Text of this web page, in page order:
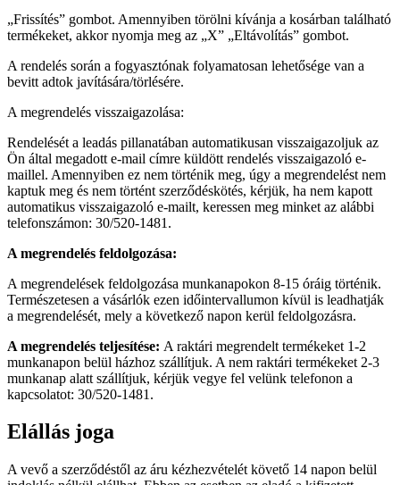
„Frissítés” gombot. Amennyiben törölni kívánja a kosárban található
termékeket, akkor nyomja meg az „X” „Eltávolítás” gombot.
A rendelés során a fogyasztónak folyamatosan lehetősége van a
bevitt adtok javítására/törlésére.
A megrendelés visszaigazolása:
Rendelését a leadás pillanatában automatikusan visszaigazoljuk az
Ön által megadott e-mail címre küldött rendelés visszaigazoló e-
maillel. Amennyiben ez nem történik meg, úgy a megrendelést nem
kaptuk meg és nem történt szerződéskötés, kérjük, ha nem kapott
automatikus visszaigazoló e-mailt, keressen meg minket az alábbi
telefonszámon: 30/520-1481.
A megrendelés feldolgozása:
A megrendelések feldolgozása munkanapokon 8-15 óráig történik.
Természetesen a vásárlók ezen időintervallumon kívül is leadhatják
a megrendelését, mely a következő napon kerül feldolgozásra.
A megrendelés teljesítése: A raktári megrendelt termékeket 1-2
munkanapon belül házhoz szállítjuk. A nem raktári termékeket 2-3
munkanap alatt szállítjuk, kérjük vegye fel velünk telefonon a
kapcsolatot: 30/520-1481.
Elállás joga
A vevő a szerződéstől az áru kézhezvételét követő 14 napon belül